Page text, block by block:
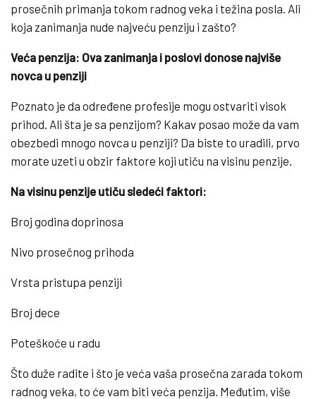
prosečnih primanja tokom radnog veka i težina posla. Ali
koja zanimanja nude najveću penziju i zašto?
Veća penzija: Ova zanimanja i poslovi donose najviše
novca u penziji
Poznato je da određene profesije mogu ostvariti visok
prihod. Ali šta je sa penzijom? Kakav posao može da vam
obezbedi mnogo novca u penziji? Da biste to uradili, prvo
morate uzeti u obzir faktore koji utiču na visinu penzije.
Na visinu penzije utiču sledeći faktori:
Broj godina doprinosa
Nivo prosečnog prihoda
Vrsta pristupa penziji
Broj dece
Poteškoće u radu
Što duže radite i što je veća vaša prosečna zarada tokom
radnog veka, to će vam biti veća penzija. Međutim, više